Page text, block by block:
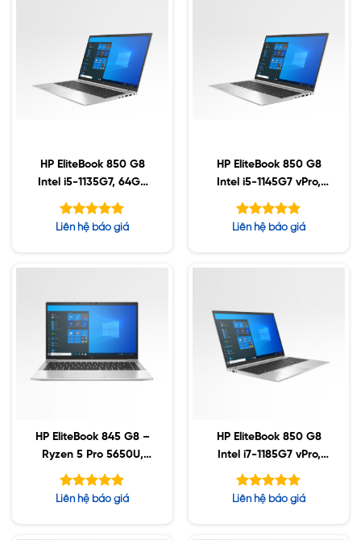
HP EliteBook 850 G8
Intel i5-1135G7, 64GB
DDR4, 512GB SSD,
15.6″ FHD, Win10
Được xếp
Liên hệ báo giá
HP EliteBook 850 G8
Intel i5-1145G7 vPro,
32GB DDR4, 256GB
SSD, 15.6″ FHD, Win10
Được xếp
Liên hệ báo giá
HP EliteBook 845 G8 –
Ryzen 5 Pro 5650U,
16GB, 256GB SSD, 14″
FHD, Win10
Được xếp
Liên hệ báo giá
HP EliteBook 850 G8
Intel i7-1185G7 vPro,
16GB, 1TB SSD, 15.6″
FHD, Win10
Được xếp
Liên hệ báo giá